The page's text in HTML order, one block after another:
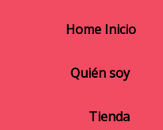
Home Inicio
Quién soy
Tienda